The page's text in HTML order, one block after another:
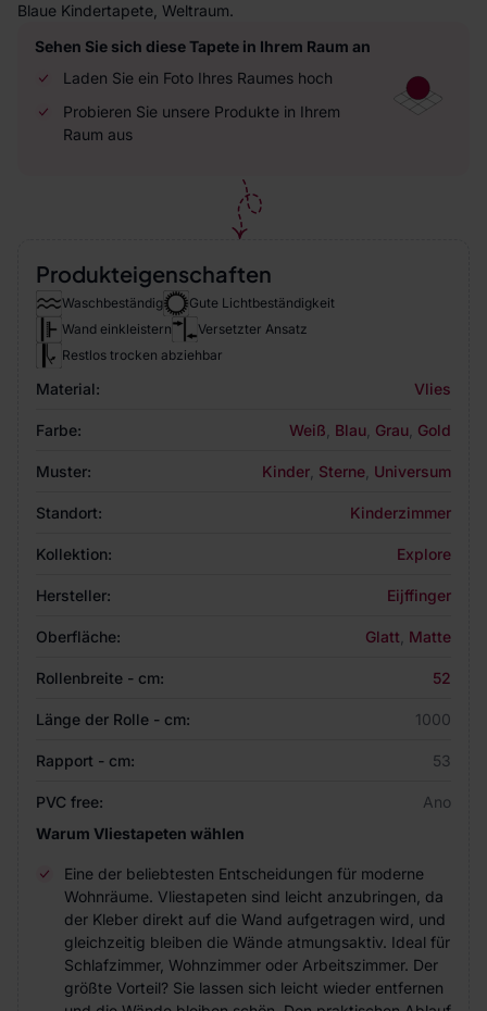
Blaue Kindertapete, Weltraum.
Sehen Sie sich diese Tapete in Ihrem Raum an
Laden Sie ein Foto Ihres Raumes hoch
Probieren Sie unsere Produkte in Ihrem
Raum aus
Produkteigenschaften
Waschbeständig
Gute Lichtbeständigkeit
Wand einkleistern
Versetzter Ansatz
Restlos trocken abziehbar
Material: Vlies
Farbe: Weiß Blau Grau Gold
Muster: Kinder Sterne Universum
Standort: Kinderzimmer
Kollektion: Explore
Hersteller: Eijffinger
Oberfläche: Glatt Matte
Rollenbreite - cm: 52
Länge der Rolle - cm: 1000
Rapport - cm: 53
PVC free:
Ano
Warum Vliestapeten wählen
Eine der beliebtesten Entscheidungen für moderne
Wohnräume. Vliestapeten sind leicht anzubringen, da
der Kleber direkt auf die Wand aufgetragen wird, und
gleichzeitig bleiben die Wände atmungsaktiv. Ideal für
Schlafzimmer, Wohnzimmer oder Arbeitszimmer. Der
größte Vorteil? Sie lassen sich leicht wieder entfernen